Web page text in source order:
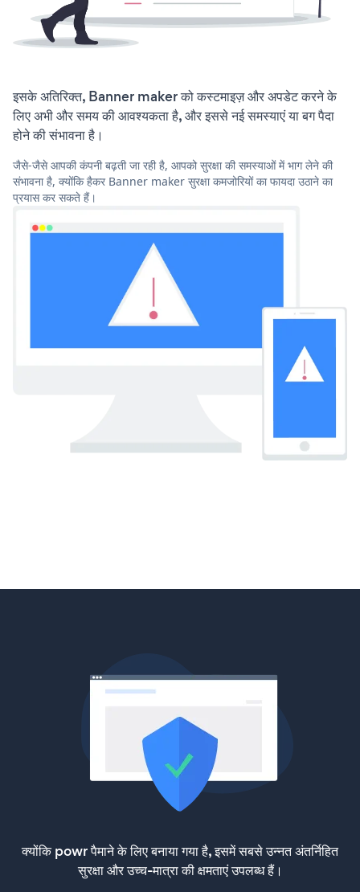
इसके अतिरिक्त, Banner maker को कस्टमाइज़ और अपडेट करने के
लिए अभी और समय की आवश्यकता है, और इससे नई समस्याएं या बग पैदा
होने की संभावना है।
जैसे-जैसे आपकी कंपनी बढ़ती जा रही है, आपको सुरक्षा की समस्याओं में भाग लेने की
संभावना है, क्योंकि हैकर Banner maker सुरक्षा कमजोरियों का फायदा उठाने का
प्रयास कर सकते हैं।
क्योंकि powr पैमाने के लिए बनाया गया है, इसमें सबसे उन्नत अंतर्निहित
सुरक्षा और उच्च-मात्रा की क्षमताएं उपलब्ध हैं।